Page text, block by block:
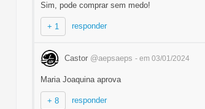
Sim, pode comprar sem medo!
+ 1 responder
Castor @aepsaeps - em 03/01/2024
Maria Joaquina aprova
+ 8 responder